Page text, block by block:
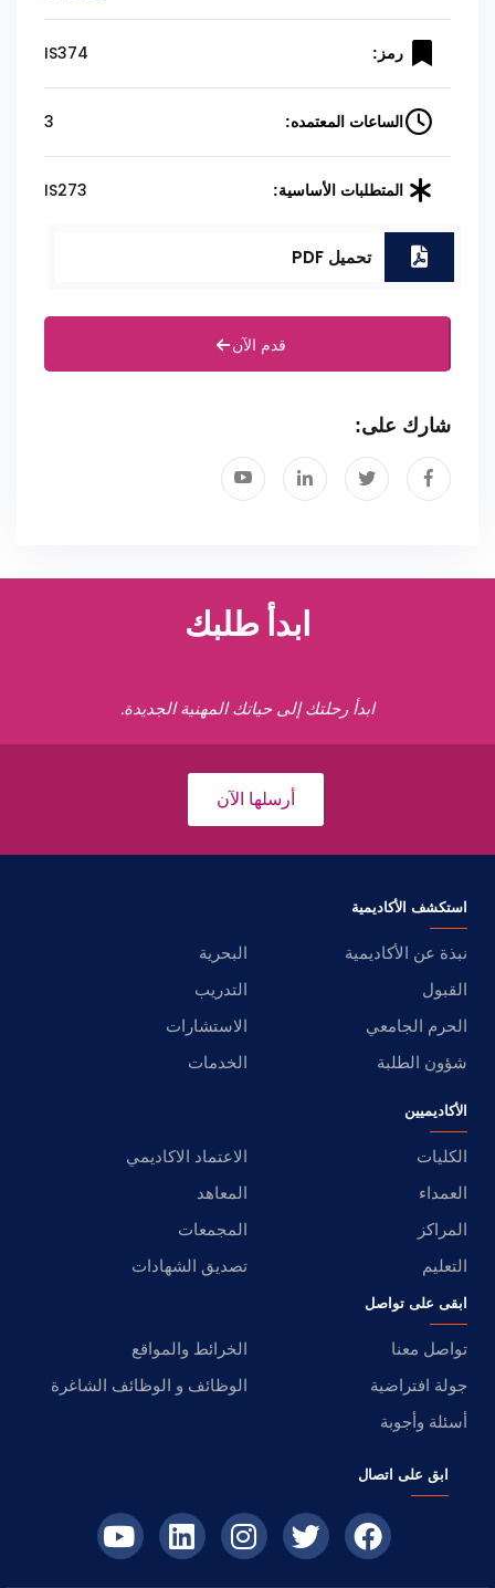
رمز: IS374
الساعات المعتمده: 3
المتطلبات الأساسية: IS273
تحميل PDF
قدم الآن
شارك على:
ابدأ طلبك
ابدأ رحلتك إلى حياتك المهنية الجديدة.
أرسلها الآن
استكشف الأكاديمية
نبذة عن الأكاديمية
البحرية
القبول
التدريب
الحرم الجامعي
الاستشارات
شؤون الطلبة
الخدمات
الأكاديميين
الكليات
الاعتماد الاكاديمي
العمداء
المعاهد
المراكز
المجمعات
التعليم
تصديق الشهادات
ابقى على تواصل
تواصل معنا
الخرائط والمواقع
جولة افتراضية
الوظائف و الوظائف الشاغرة
أسئلة وأجوبة
ابق على اتصال